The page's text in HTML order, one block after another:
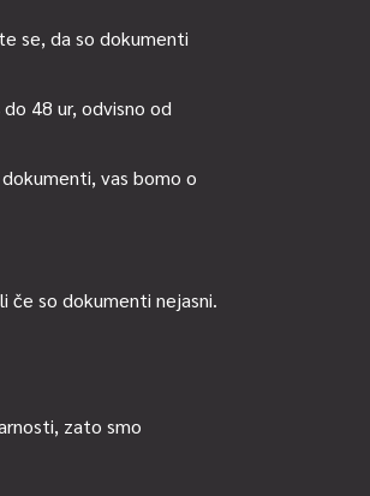
se, da so dokumenti
48 ur, odvisno od
vas bomo o
če so dokumenti nejasni.
zato smo